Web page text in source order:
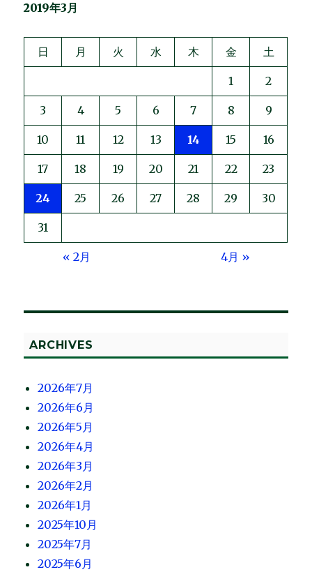
2019年3月
日 月 火 水 木 金 土
1 2
3 4 5 6 7 8 9
10 11 12 13 14 15 16
17 18 19 20 21 22 23
24 25 26 27 28 29 30
31
« 2月 4月 »
ARCHIVES
2026年7月
2026年6月
2026年5月
2026年4月
2026年3月
2026年2月
2026年1月
2025年10月
2025年7月
2025年6月